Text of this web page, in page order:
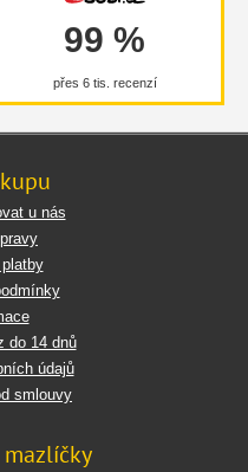
99 %
přes 6 tis. recenzí
u nás
do 14 dnů
údajů
smlouvy
mazlíčky